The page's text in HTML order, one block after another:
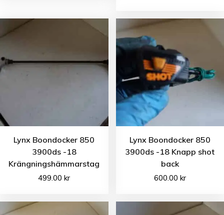
Lynx Boondocker 850
3900ds -18
Krängningshämmarstag
499.00kr
Lynx Boondocker 850
3900ds -18 Knapp shot
back
600.00 kr